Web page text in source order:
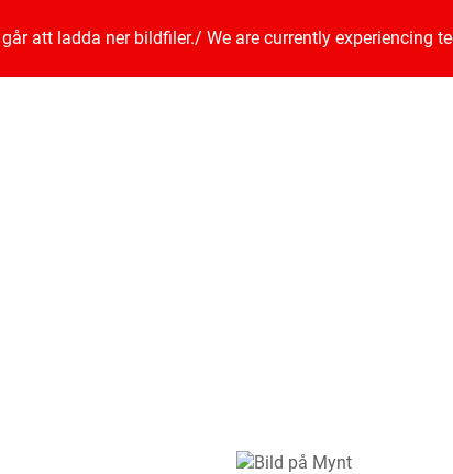
att ladda ner bildfiler./ We are currently experiencing